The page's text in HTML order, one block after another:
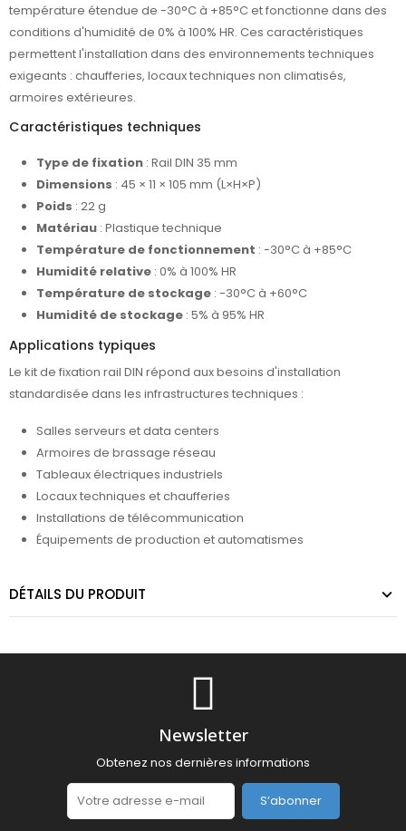
température étendue de -30°C à +85°C et fonctionne dans des
conditions d'humidité de 0% à 100% HR. Ces caractéristiques
permettent l'installation dans des environnements techniques
exigeants : chaufferies, locaux techniques non climatisés,
armoires extérieures.
Caractéristiques techniques
Type de fixation : Rail DIN 35 mm
Dimensions : 45 × 11 × 105 mm (L×H×P)
Poids : 22 g
Matériau : Plastique technique
Température de fonctionnement : -30°C à +85°C
Humidité relative : 0% à 100% HR
Température de stockage : -30°C à +60°C
Humidité de stockage : 5% à 95% HR
Applications typiques
Le kit de fixation rail DIN répond aux besoins d'installation
standardisée dans les infrastructures techniques :
Salles serveurs et data centers
Armoires de brassage réseau
Tableaux électriques industriels
Locaux techniques et chaufferies
Installations de télécommunication
Équipements de production et automatismes
DÉTAILS DU PRODUIT
Newsletter
Obtenez nos dernières informations
S’abonner